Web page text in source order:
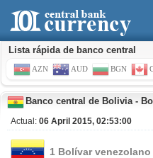
Lista rápida de banco central
AZN AUD BGN
Banco central de Bolivia-
Actual: 06 April 2015, 02:53:00
1 Bolívar venezolano